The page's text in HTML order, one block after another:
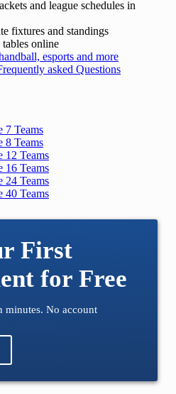
and league schedules in
fixtures and standings
tables online
esports and more
asked Questions
7 Teams
8 Teams
12 Teams
16 Teams
24 Teams
40 Teams
First
for Free
minutes. No account